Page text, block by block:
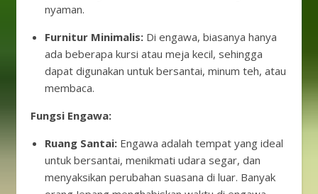
nyaman.
Furnitur Minimalis: Di engawa, biasanya hanya
ada beberapa kursi atau meja kecil, sehingga
dapat digunakan untuk bersantai, minum teh, atau
membaca.
Fungsi Engawa:
Ruang Santai: Engawa adalah tempat yang ideal
untuk bersantai, menikmati udara segar, dan
menyaksikan perubahan suasana di luar. Banyak